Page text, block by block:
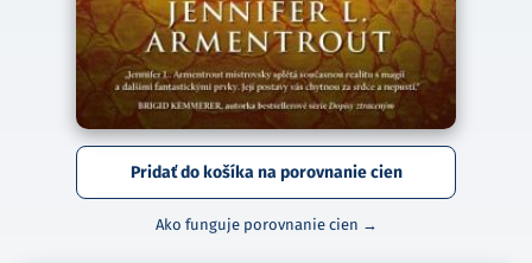
Pridať do košíka na porovnanie cien
Ako funguje porovnanie cien →